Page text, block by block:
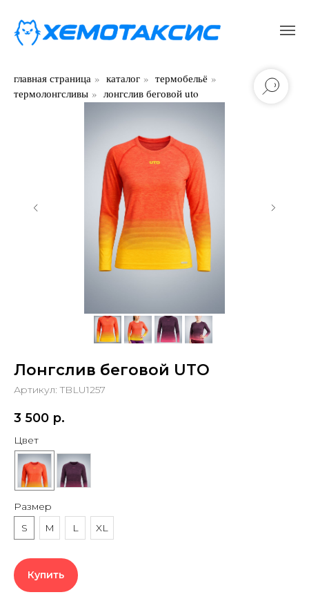
главная страница » каталог » термобельё »
термолонгсливы » лонгслив беговой uto
Лонгслив беговой UTO
Артикул:TBLU1257
3 500 р.
Цвет
Размер
S
M L XL
Купить